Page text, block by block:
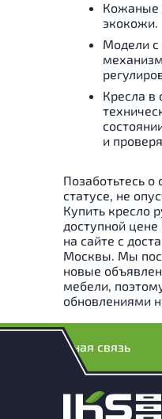
Кожаные
экокожи.
Модели
Кресла в
и
Позаботьтесь
статусе, не
Купить кресло
доступной
на сайте с
Москвы. Мы
новые
мебели,
обновлениями
Обратная связь